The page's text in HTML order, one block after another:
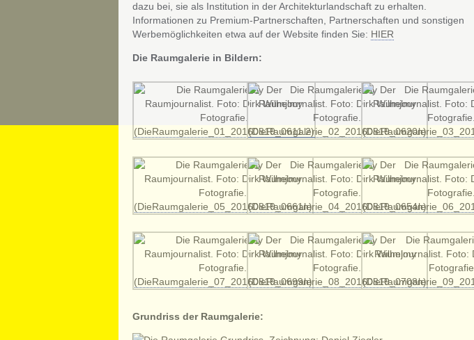
dazu bei, sie als Institution in der Architekturlandschaft zu erhalten.
Informationen zu Premium-Partnerschaften, Partnerschaften und sonstigen
Werbemöglichkeiten etwa auf der Website finden Sie: HIER
Die Raumgalerie in Bildern:
Grundriss der Raumgalerie: